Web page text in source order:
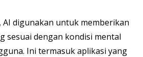
digunakan untuk memberikan
sesuai dengan kondisi mental
Ini termasuk aplikasi yang